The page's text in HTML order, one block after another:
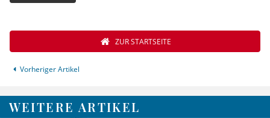
Vorheriger Artikel
ZUR STARTSEITE
WEITERE ARTIKEL